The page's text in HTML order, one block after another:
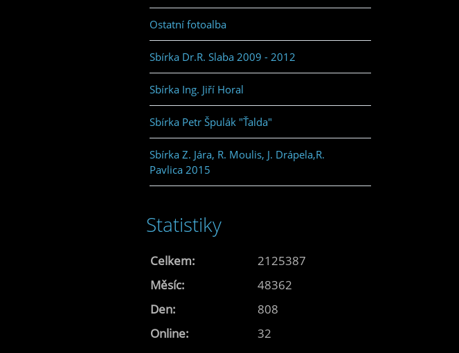
Ostatní fotoalba
Sbírka Dr.R. Slaba 2009 - 2012
Sbírka Ing. Jiří Horal
Sbírka Petr Špulák "Ťalda"
Sbírka Z. Jára, R. Moulis, J. Drápela,R.
Pavlica 2015
Statistiky
Online: 32
Celkem:
2125387
Měsíc:
48362
Den:
808